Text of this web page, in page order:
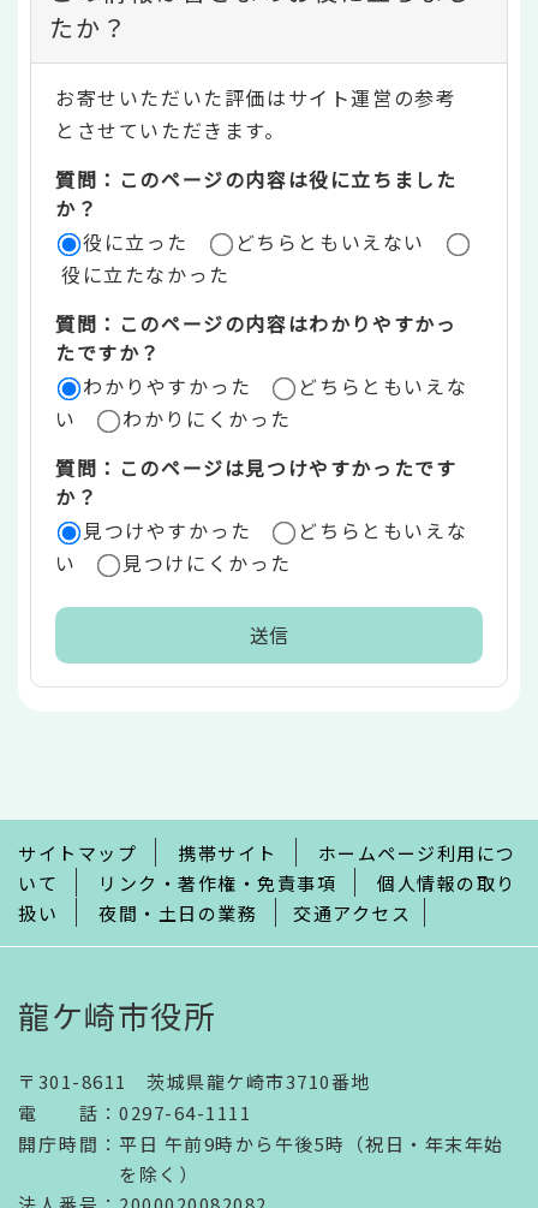
ン
テ
ン
ツ
評
価
リ
ア
たか？
お寄せいただいた評価はサイト運営の参考
とさせていただきます。
質問：このページの内容は役に立ちました
か？
役に立った
どちらともいえない
役に立たなかった
質問：このページの内容はわかりやすかっ
たですか？
わかりやすかった
どちらともいえな
い
わかりにくかった
質問：このページは見つけやすかったです
か？
見つけやすかった
どちらともいえな
い
見つけにくかった
で
サイトマップ 携帯サイト
ホームページ利用につ
いて
リンク・著作権・免責事項
個人情報の取り
扱い
夜間・土日の業務 交通アクセス
龍ケ崎市役所
〒301-8611 茨城県龍ケ崎市3710番地
電話 ： 0297-64-1111
開庁時間 ： 平日 午前9時から午後5時（祝日・年末年始
を除く）